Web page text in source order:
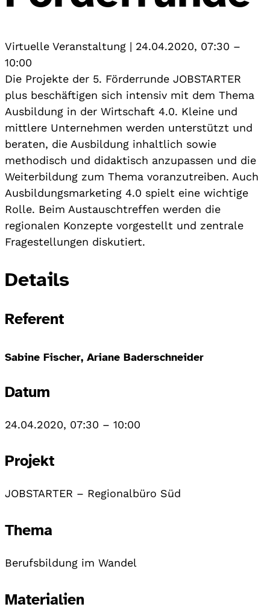
Virtuelle Veranstaltung | 24.04.2020, 07:30 –
10:00
Die Projekte der 5. Förderrunde JOBSTARTER
plus beschäftigen sich intensiv mit dem Thema
Ausbildung in der Wirtschaft 4.0. Kleine und
mittlere Unternehmen werden unterstützt und
beraten, die Ausbildung inhaltlich sowie
methodisch und didaktisch anzupassen und die
Weiterbildung zum Thema voranzutreiben. Auch
Ausbildungsmarketing 4.0 spielt eine wichtige
Rolle. Beim Austauschtreffen werden die
regionalen Konzepte vorgestellt und zentrale
Fragestellungen diskutiert.
Details
Referent
Sabine Fischer, Ariane Baderschneider
Datum
24.04.2020, 07:30 – 10:00
Projekt
JOBSTARTER – Regionalbüro Süd
Thema
Berufsbildung im Wandel
Materialien